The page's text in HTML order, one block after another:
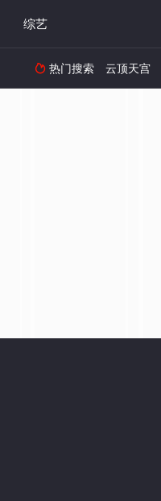
综艺
 热门搜索 云顶天宫